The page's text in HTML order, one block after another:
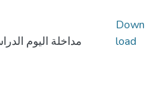
مداخلة اليوم
Down
load